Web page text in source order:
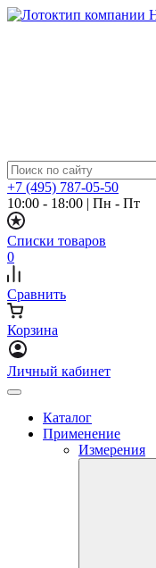
+7 (495) 787-05-50
10:00 - 18:00 | Пн - Пт
Списки товаров
0
Сравнить
Корзина
Личный кабинет
Каталог
Применение
Измерения